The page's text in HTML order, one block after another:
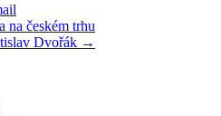
českém trhu
Dvořák →